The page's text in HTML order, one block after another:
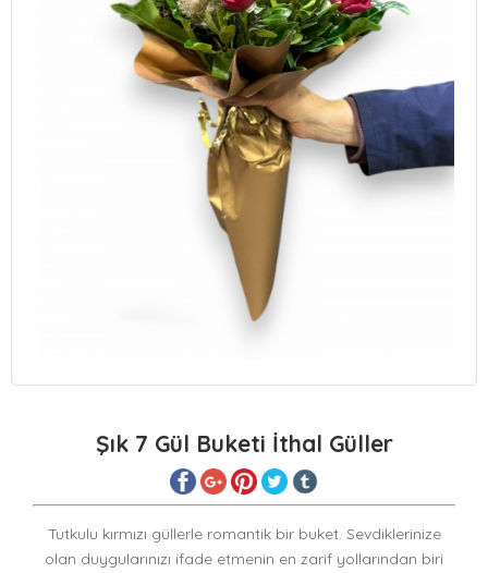
Şık 7 Gül Buketi İthal Güller
Tutkulu kırmızı güllerle romantik bir buket. Sevdiklerinize
olan duygularınızı ifade etmenin en zarif yollarından biri